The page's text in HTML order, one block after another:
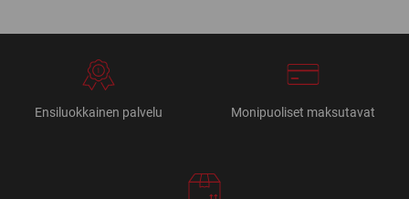
Ensiluokkainen palvelu Monipuoliset maksutavat